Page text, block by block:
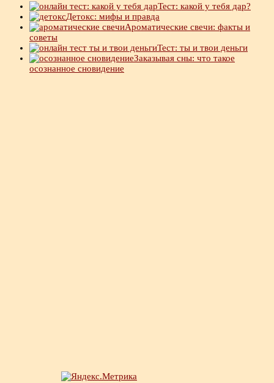
Тест: какой у тебя дар?
Детокс: мифы и правда
Ароматические свечи: факты и
советы
Тест: ты и твои деньги
Заказывая сны: что такое
осознанное сновидение